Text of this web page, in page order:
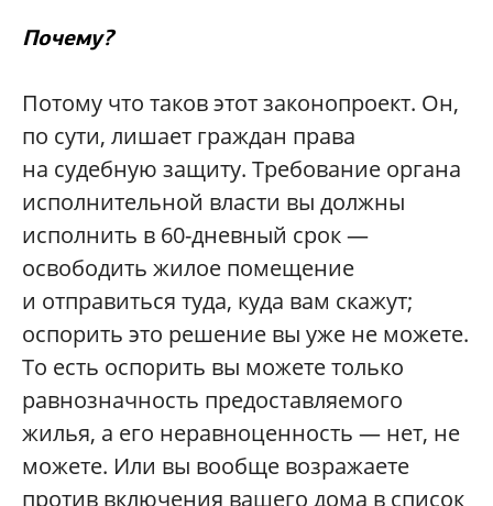
Почему?
Потому что таков этот законопроект. Он,
по сути, лишает граждан права
на судебную защиту. Требование органа
исполнительной власти вы должны
исполнить в 60-дневный срок —
освободить жилое помещение
и отправиться туда, куда вам скажут;
оспорить это решение вы уже не можете.
То есть оспорить вы можете только
равнозначность предоставляемого
жилья, а его неравноценность — нет, не
можете. Или вы вообще возражаете
против включения вашего дома в список